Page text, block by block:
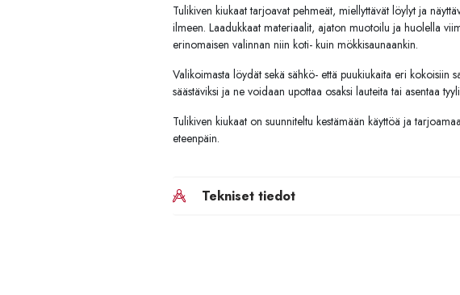
Tulikiven kiukaat tarjoavat pehmeät, miellyttävät löylyt ja
ilmeen. Laadukkaat materiaalit, ajaton muotoilu ja huolella
erinomaisen valinnan niin koti- kuin mökkisaunaankin.
Valikoimasta löydät sekä sähkö- että puukiukaita eri kokoisiin
säästäviksi ja ne voidaan upottaa osaksi lauteita tai asentaa
Tulikiven kiukaat on suunniteltu kestämään käyttöä ja
eteenpäin.
Tekniset tiedot